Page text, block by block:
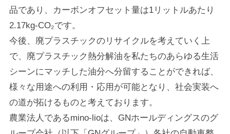
品であり、カーボンオフセット量は1リットルあたり
2.17kg-CO₂です。
今後、廃プラスチックのリサイクルを考えていく上
で、廃プラスチック熱分解油を私たちのあらゆる生活
シーンにマッチした油分へ分留することができれば、
様々な用途への利用・応用が可能となり、社会実装へ
の道が拓けるものと考えております。
農業法人であるmino-lioは、GNホールディングスのグ